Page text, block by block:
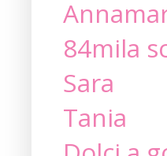
84mila
Sara
Tania